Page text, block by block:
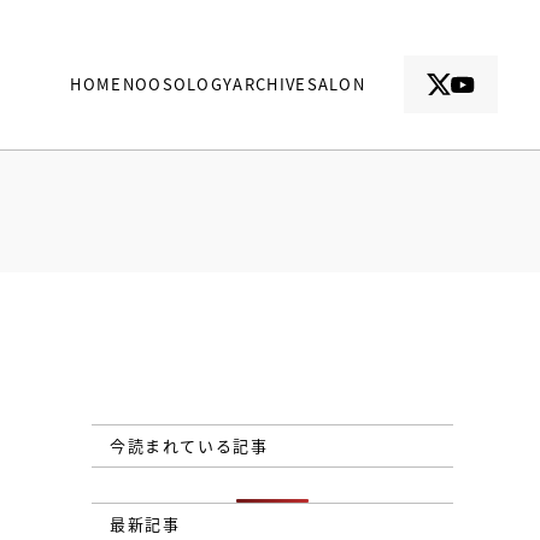
HOME NOOSOLOGYARCHIVESALON
今読まれている記事
最新記事